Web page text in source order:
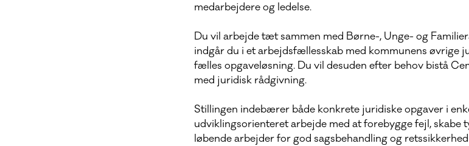
medarbejdere og ledelse.
Du vil arbejde tæt sammen med Børne-, Unge- og
indgår du i et arbejdsfællesskab med kommunens øvrige
fælles opgaveløsning. Du vil desuden efter behov bistå
med juridisk rådgivning.
Stillingen indebærer både konkrete juridiske opgaver i
udviklingsorienteret arbejde med at forebygge fejl, skabe
løbende arbejder for god sagsbehandling og